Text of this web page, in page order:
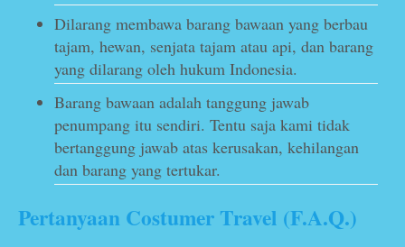
Dilarang membawa barang bawaan yang berbau
tajam, hewan, senjata tajam atau api, dan barang
yang dilarang oleh hukum Indonesia.
Barang bawaan adalah tanggung jawab
penumpang itu sendiri. Tentu saja kami tidak
bertanggung jawab atas kerusakan, kehilangan
dan barang yang tertukar.
Pertanyaan Costumer Travel (F.A.Q.)